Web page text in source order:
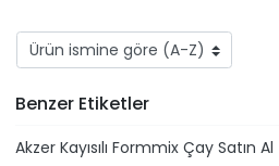
Benzer Etiketler
Akzer Kayısılı Formmix Çay Satın Al